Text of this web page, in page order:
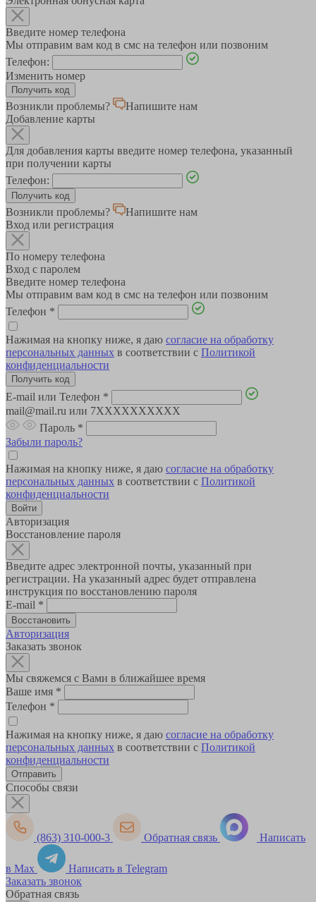
Введите номер телефона
Мы отправим вам код в смс на телефон или позвоним
Телефон:
Изменить номер
Возникли проблемы?
Напишите нам
Добавление карты
Для добавления карты введите номер телефона, указанный
при получении карты
Телефон:
Возникли проблемы?
Напишите нам
Вход или регистрация
По номеру телефона
Вход с паролем
Введите номер телефона
Мы отправим вам код в смс на телефон или позвоним
Телефон *
Нажимая на кнопку ниже, я даю согласие на обработку
персональных данных в соответствии с Политикой
конфиденциальности
E-mail или Телефон *
mail@mail.ru или 7XXXXXXXXXX
Пароль *
Забыли пароль?
Нажимая на кнопку ниже, я даю согласие на обработку
персональных данных в соответствии с Политикой
конфиденциальности
Авторизация
Восстановление пароля
Введите адрес электронной почты, указанный при
регистрации. На указанный адрес будет отправлена
инструкция по восстановлению пароля
E-mail *
Авторизация
Заказать звонок
Мы свяжемся с Вами в ближайшее время
Ваше имя *
Телефон *
Нажимая на кнопку ниже, я даю согласие на обработку
персональных данных в соответствии с Политикой
конфиденциальности
Способы связи
(863) 310-000-3 Обратная связь Написать
в Max
Написать в Telegram
Заказать звонок
Обратная связь